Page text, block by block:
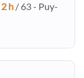
2 h / 63 - Puy-